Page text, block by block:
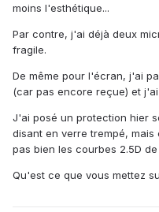
moins l'esthétique...
Par contre, j'ai déjà deux
fragile.
De même pour l'écran, j'ai
(car pas encore reçue) et
J'ai posé un protection hier
disant en verre trempé,
pas bien les courbes 2.5D
Qu'est ce que vous mettez